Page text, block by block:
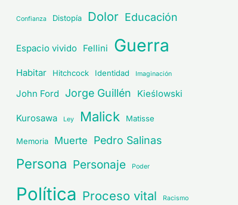
Confianza Distopía Dolor Educación
Espacio vivido Fellini Guerra
Habitar Hitchcock Identidad Imaginación
John Ford Jorge Guillén Kieślowski
Kurosawa Ley Malick Matisse
Memoria Muerte Pedro Salinas
Persona Personaje Poder
Política Proceso vital Racismo